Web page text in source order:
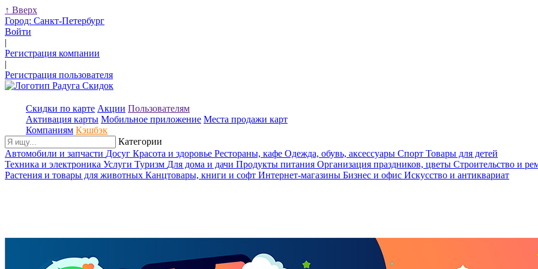
↑ Вверх
Город: Санкт-Петербург
Войти
|
Регистрация компании
|
Регистрация пользователя
Скидки по карте Акции Пользователям
Активация карты Мобильное приложение Места продажи карт
Компаниям Кэшбэк
Категории
Автомобили и запчасти Досуг Красота и здоровье Рестораны, кафе Одежда, обувь, аксессуары Спорт Товары для детей
Техника и электроника Услуги Туризм Для дома и дачи Продукты питания Организация праздников, цветы Строительство и
Растения и товары для животных Канцтовары, книги и софт Интернет-магазины Бизнес и офис Искусство и антиквариат